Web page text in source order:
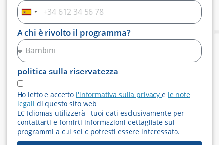
Spagna
+34
A chi è rivolto il programma?
politica sulla riservatezza
Ho letto e accetto l'informativa sulla privacy e le note
legali di questo sito web
LC Idiomas utilizzerà i tuoi dati esclusivamente per
contattarti e fornirti informazioni dettagliate sui
programmi a cui sei o potresti essere interessato.